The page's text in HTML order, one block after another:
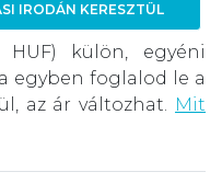
IRODÁN KERESZTÜL
külön, egyéni
egyben foglalod le a
az ár változhat. Mit